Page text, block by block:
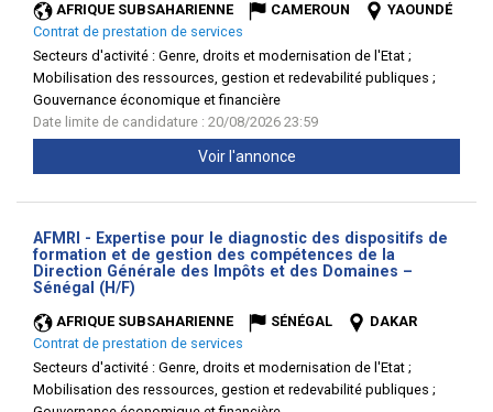
AFRIQUE SUBSAHARIENNE CAMEROUN
YAOUNDÉ
Contrat de prestation de services
Secteurs d'activité : Genre, droits et modernisation de l'Etat ;
Mobilisation des ressources, gestion et redevabilité publiques ;
Gouvernance économique et financière
Date limite de candidature : 20/08/2026 23:59
Voir l'annonce
AFMRI - Expertise pour le diagnostic des dispositifs de
formation et de gestion des compétences de la
Direction Générale des Impôts et des Domaines –
Sénégal (H/F)
AFRIQUE SUBSAHARIENNE SÉNÉGAL
DAKAR
Contrat de prestation de services
Secteurs d'activité : Genre, droits et modernisation de l'Etat ;
Mobilisation des ressources, gestion et redevabilité publiques ;